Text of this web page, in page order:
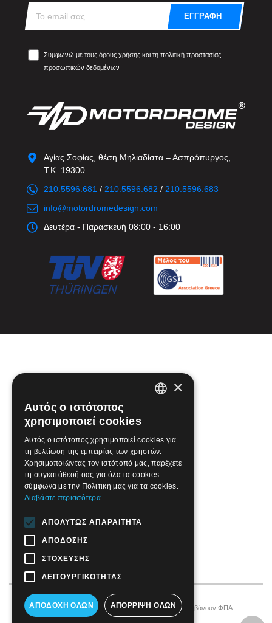
ΕΓΓΡΑΦΗ
Συμφωνώ με τους όρους χρήσης και τη πολιτική προστασίας
προσωπικών δεδομένων
Αγίας Σοφίας, θέση Μηλιαδίστα – Ασπρόπυργος,
Τ.Κ. 19300
210.5596.681 / 210.5596.682 / 210.5596.683
info@motordromedesign.com
Δευτέρα - Παρασκευή 08:00 - 16:00
© 2026 Motordrome Design
×
Αυτός ο ιστότοπος
χρησιμοποιεί cookies
Αυτός ο ιστότοπος χρησιμοποιεί cookies για
τη βελτίωση της εμπειρίας των χρηστών.
Χρησιμοποιώντας τον ιστότοπό μας, παρέχετε
τη συγκατάθεσή σας για όλα τα cookies
σύμφωνα με την Πολιτική μας για τα cookies.
Διαβάστε περισσότερα
ΑΠΟΛΎΤΩΣ ΑΠΑΡΑΊΤΗΤΑ
ΑΠΌΔΟΣΗΣ
ΣΤΌΧΕΥΣΗΣ
ΛΕΙΤΟΥΡΓΙΚΌΤΗΤΑΣ
ΑΠΟΔΟΧΉ ΌΛΩΝ ΑΠΌΡΡΙΨΗ ΌΛΩΝ